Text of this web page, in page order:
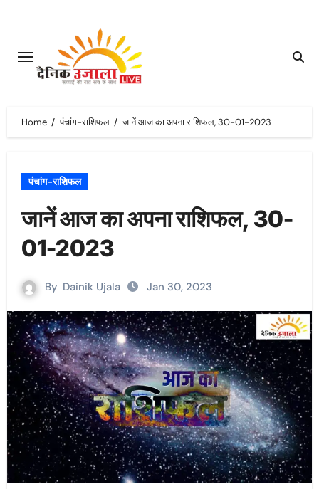
content
Home पंचांग-राशिफल जानें आज का अपना राशिफल, 30-01-2023
पंचांग-राशिफल
जानें आज का अपना राशिफल, 30-
01-2023
By Dainik Ujala Jan 30, 2023